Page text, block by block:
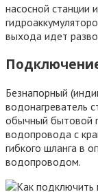
насосной станции
выхода идет
Безнапорный
водонагреватель
обычный бытовой
водопровода с
гибкого шланга в
водопроводом.